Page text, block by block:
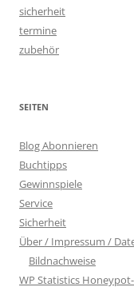
sicherheit
termine
zubehör
SEITEN
Blog Abonnieren
Buchtipps
Gewinnspiele
Service
Sicherheit
Über / Impressum /
Bildnachweise
WP Statistics